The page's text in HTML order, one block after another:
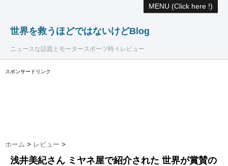
MENU (Click here !)
世界を救うほどではないけどBlog
ニュースな話題とモータースポーツ時々レビュー
スポンサードリンク
ホーム > レビュー >
浅井美紀さん ミヤネ屋で紹介された 世界が賞賛の